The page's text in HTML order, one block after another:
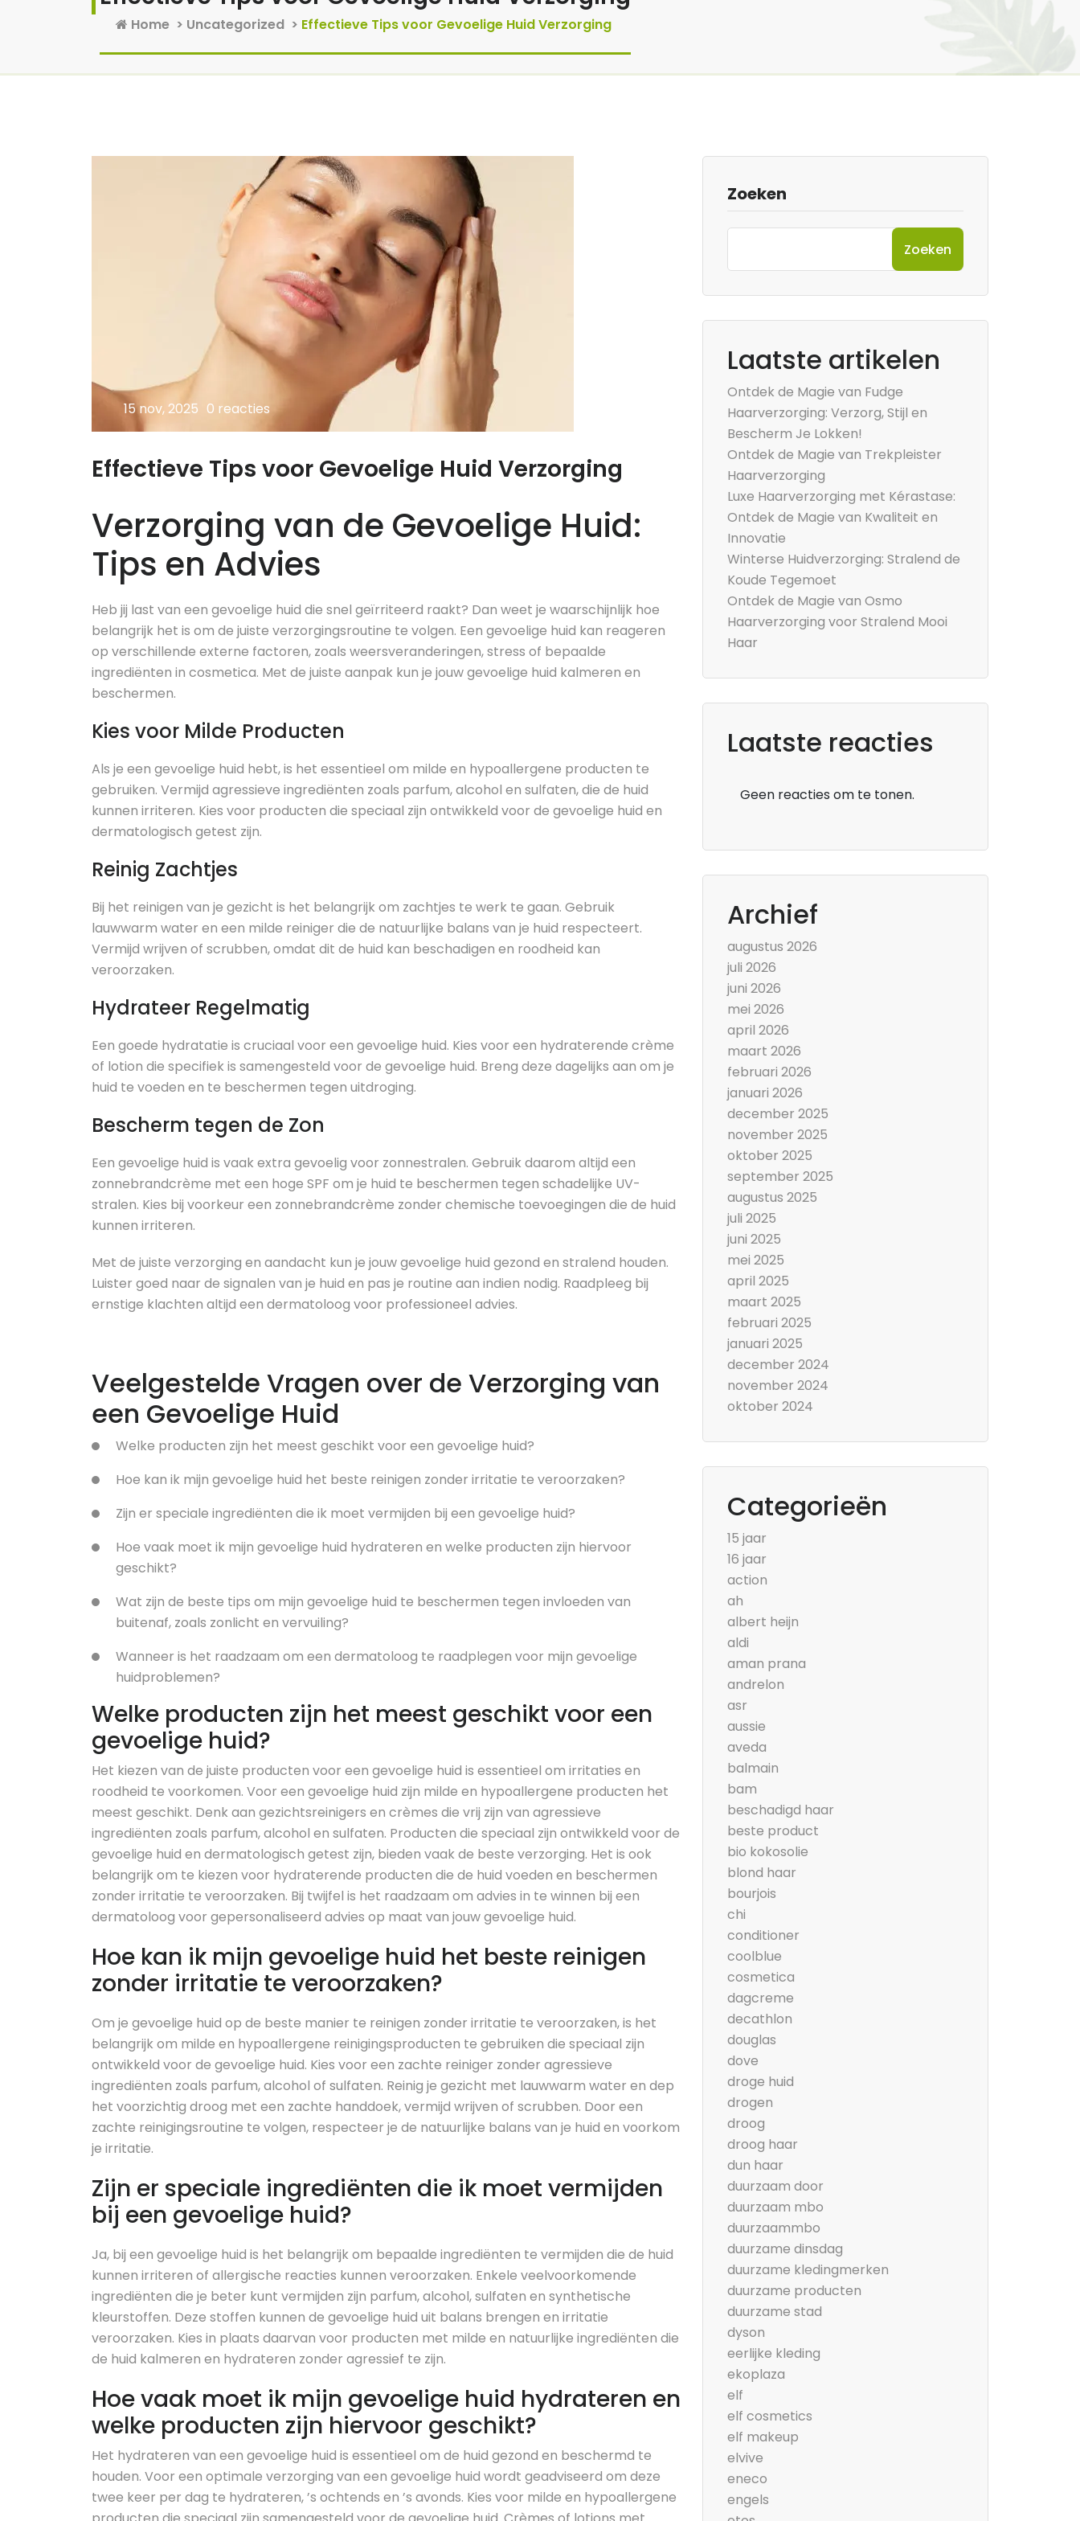
Home > Uncategorized > Effectieve Tips voor Gevoelige Huid Verzorging
15 nov, 2025 0 reacties
Effectieve Tips voor Gevoelige Huid Verzorging
Verzorging van de Gevoelige Huid:
Tips en Advies
Heb jij last van een gevoelige huid die snel geïrriteerd raakt? Dan weet je waarschijnlijk hoe
belangrijk het is om de juiste verzorgingsroutine te volgen. Een gevoelige huid kan reageren
op verschillende externe factoren, zoals weersveranderingen, stress of bepaalde
ingrediënten in cosmetica. Met de juiste aanpak kun je jouw gevoelige huid kalmeren en
beschermen.
Kies voor Milde Producten
Als je een gevoelige huid hebt, is het essentieel om milde en hypoallergene producten te
gebruiken. Vermijd agressieve ingrediënten zoals parfum, alcohol en sulfaten, die de huid
kunnen irriteren. Kies voor producten die speciaal zijn ontwikkeld voor de gevoelige huid en
dermatologisch getest zijn.
Reinig Zachtjes
Bij het reinigen van je gezicht is het belangrijk om zachtjes te werk te gaan. Gebruik
lauwwarm water en een milde reiniger die de natuurlijke balans van je huid respecteert.
Vermijd wrijven of scrubben, omdat dit de huid kan beschadigen en roodheid kan
veroorzaken.
Hydrateer Regelmatig
Een goede hydratatie is cruciaal voor een gevoelige huid. Kies voor een hydraterende crème
of lotion die specifiek is samengesteld voor de gevoelige huid. Breng deze dagelijks aan om je
huid te voeden en te beschermen tegen uitdroging.
Bescherm tegen de Zon
Een gevoelige huid is vaak extra gevoelig voor zonnestralen. Gebruik daarom altijd een
zonnebrandcrème met een hoge SPF om je huid te beschermen tegen schadelijke UV-
stralen. Kies bij voorkeur een zonnebrandcrème zonder chemische toevoegingen die de huid
kunnen irriteren.
Met de juiste verzorging en aandacht kun je jouw gevoelige huid gezond en stralend houden.
Luister goed naar de signalen van je huid en pas je routine aan indien nodig. Raadpleeg bij
ernstige klachten altijd een dermatoloog voor professioneel advies.
Veelgestelde Vragen over de Verzorging van
een Gevoelige Huid
Welke producten zijn het meest geschikt voor een gevoelige huid?
Hoe kan ik mijn gevoelige huid het beste reinigen zonder irritatie te veroorzaken?
Zijn er speciale ingrediënten die ik moet vermijden bij een gevoelige huid?
Hoe vaak moet ik mijn gevoelige huid hydrateren en welke producten zijn hiervoor
geschikt?
Wat zijn de beste tips om mijn gevoelige huid te beschermen tegen invloeden van
buitenaf, zoals zonlicht en vervuiling?
Wanneer is het raadzaam om een dermatoloog te raadplegen voor mijn gevoelige
huidproblemen?
Welke producten zijn het meest geschikt voor een
gevoelige huid?
Het kiezen van de juiste producten voor een gevoelige huid is essentieel om irritaties en
roodheid te voorkomen. Voor een gevoelige huid zijn milde en hypoallergene producten het
meest geschikt. Denk aan gezichtsreinigers en crèmes die vrij zijn van agressieve
ingrediënten zoals parfum, alcohol en sulfaten. Producten die speciaal zijn ontwikkeld voor de
gevoelige huid en dermatologisch getest zijn, bieden vaak de beste verzorging. Het is ook
belangrijk om te kiezen voor hydraterende producten die de huid voeden en beschermen
zonder irritatie te veroorzaken. Bij twijfel is het raadzaam om advies in te winnen bij een
dermatoloog voor gepersonaliseerd advies op maat van jouw gevoelige huid.
Hoe kan ik mijn gevoelige huid het beste reinigen
zonder irritatie te veroorzaken?
Om je gevoelige huid op de beste manier te reinigen zonder irritatie te veroorzaken, is het
belangrijk om milde en hypoallergene reinigingsproducten te gebruiken die speciaal zijn
ontwikkeld voor de gevoelige huid. Kies voor een zachte reiniger zonder agressieve
ingrediënten zoals parfum, alcohol of sulfaten. Reinig je gezicht met lauwwarm water en dep
het voorzichtig droog met een zachte handdoek, vermijd wrijven of scrubben. Door een
zachte reinigingsroutine te volgen, respecteer je de natuurlijke balans van je huid en voorkom
je irritatie.
Zijn er speciale ingrediënten die ik moet vermijden
bij een gevoelige huid?
Ja, bij een gevoelige huid is het belangrijk om bepaalde ingrediënten te vermijden die de huid
kunnen irriteren of allergische reacties kunnen veroorzaken. Enkele veelvoorkomende
ingrediënten die je beter kunt vermijden zijn parfum, alcohol, sulfaten en synthetische
kleurstoffen. Deze stoffen kunnen de gevoelige huid uit balans brengen en irritatie
veroorzaken. Kies in plaats daarvan voor producten met milde en natuurlijke ingrediënten die
de huid kalmeren en hydrateren zonder agressief te zijn.
Hoe vaak moet ik mijn gevoelige huid hydrateren en
welke producten zijn hiervoor geschikt?
Het hydrateren van een gevoelige huid is essentieel om de huid gezond en beschermd te
houden. Voor een optimale verzorging van een gevoelige huid wordt geadviseerd om deze
twee keer per dag te hydrateren, ’s ochtends en ’s avonds. Kies voor milde en hypoallergene
Zoeken
Zoeken
Laatste artikelen
Ontdek de Magie van Fudge
Haarverzorging: Verzorg, Stijl en
Bescherm Je Lokken!
Ontdek de Magie van Trekpleister
Haarverzorging
Luxe Haarverzorging met Kérastase:
Ontdek de Magie van Kwaliteit en
Innovatie
Winterse Huidverzorging: Stralend de
Koude Tegemoet
Ontdek de Magie van Osmo
Haarverzorging voor Stralend Mooi
Haar
Laatste reacties
Geen reacties om te tonen.
Archief
augustus 2026
juli 2026
juni 2026
mei 2026
april 2026
maart 2026
februari 2026
januari 2026
december 2025
november 2025
oktober 2025
september 2025
augustus 2025
juli 2025
juni 2025
mei 2025
april 2025
maart 2025
februari 2025
januari 2025
december 2024
november 2024
oktober 2024
Categorieën
15 jaar
16 jaar
action
ah
albert heijn
aldi
aman prana
andrelon
asr
aussie
aveda
balmain
bam
beschadigd haar
beste product
bio kokosolie
blond haar
bourjois
chi
conditioner
coolblue
cosmetica
dagcreme
decathlon
douglas
dove
droge huid
drogen
droog
droog haar
dun haar
duurzaam door
duurzaam mbo
duurzaammbo
duurzame dinsdag
duurzame kledingmerken
duurzame producten
duurzame stad
dyson
eerlijke kleding
ekoplaza
elf
elf cosmetics
elf makeup
elvive
eneco
engels